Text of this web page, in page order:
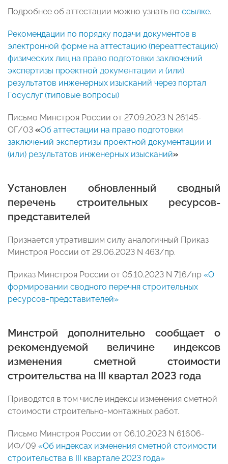
Подробнее об аттестации можно узнать по ссылке.
Рекомендации по порядку подачи документов в
электронной форме на аттестацию (переаттестацию)
физических лиц на право подготовки заключений
экспертизы проектной документации и (или)
результатов инженерных изысканий через портал
Госуслуг (типовые вопросы)
Письмо Минстроя России от 27.09.2023 N 26145-
ОГ/03 «Об аттестации на право подготовки
заключений экспертизы проектной документации и
(или) результатов инженерных изысканий»
Установлен обновленный сводный
перечень строительных ресурсов-
представителей
Признается утратившим силу аналогичный Приказ
Минстроя России от 29.06.2023 N 463/пр.
Приказ Минстроя России от 05.10.2023 N 716/пр «О
формировании сводного перечня строительных
ресурсов-представителей»
Минстрой дополнительно сообщает о
рекомендуемой величине индексов
изменения сметной стоимости
строительства на III квартал 2023 года
Приводятся в том числе индексы изменения сметной
стоимости строительно-монтажных работ.
Письмо Минстроя России от 06.10.2023 N 61606-
ИФ/09 «Об индексах изменения сметной стоимости
строительства в III квартале 2023 года»